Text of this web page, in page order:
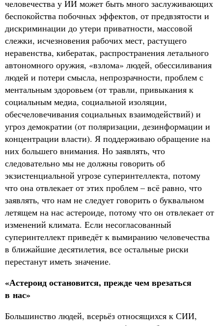
человечества у ИИ может быть много заслуживающих
беспокойства побочных эффектов, от предвзятости и
дискриминации до утери приватности, массовой
слежки, исчезновения рабочих мест, растущего
неравенства, кибератак, распространения летального
автономного оружия, «взлома» людей, обессиливания
людей и потери смысла, непрозрачности, проблем с
ментальным здоровьем (от травли, привыкания к
социальным медиа, социальной изоляции,
обесчеловечивания социальных взаимодействий) и
угроз демократии (от поляризации, дезинформации и
концентрации власти). Я поддерживаю обращение на
них большего внимания. Но заявлять, что
следовательно мы не должны говорить об
экзистенциальной угрозе суперинтеллекта, потому
что она отвлекает от этих проблем – всё равно, что
заявлять, что нам не следует говорить о буквальном
летящем на нас астероиде, потому что он отвлекает от
изменений климата. Если несогласованный
суперинтеллект приведёт к вымиранию человечества
в ближайшие десятилетия, все остальные риски
перестанут иметь значение.
«Астероид остановится, прежде чем врезаться
в нас»
Большинство людей, всерьёз относящихся к СИИ,